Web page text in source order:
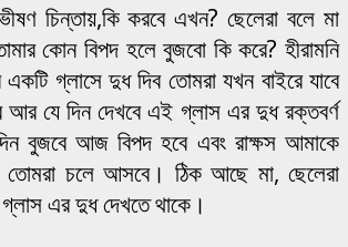
চিন্তায়,কি করবে এখন? ছেলেরা বলে মা
কোন বিপদ হলে বুজবো কি করে? হীরামনি
গ্লাসে দুধ দিব তোমরা যখন বাইরে যাবে
আর যে দিন দেখবে এই গ্লাস এর দুধ রক্তবর্ণ
বুজবে আজ বিপদ হবে এবং রাক্ষস আমাকে
তোমরা চলে আসবে। ঠিক আছে মা, ছেলেরা
এর দুধ দেখতে থাকে।